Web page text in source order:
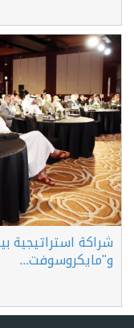
شراكة استراتيجية
و"مايكروسوفت...